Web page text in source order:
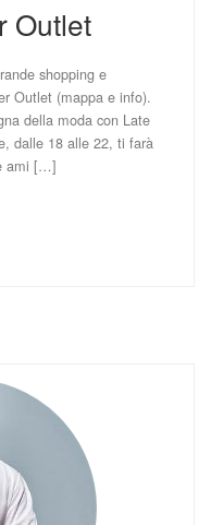
Outlet
shopping e
Outlet (mappa e info).
della moda con Late
dalle 18 alle 22, ti farà
ami […]